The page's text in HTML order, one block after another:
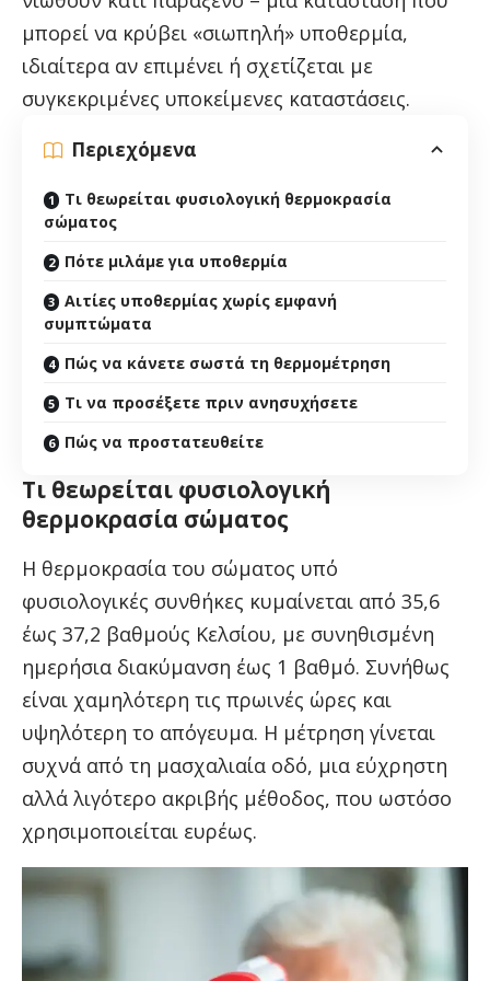
μπορεί να κρύβει «σιωπηλή» υποθερμία,
ιδιαίτερα αν επιμένει ή σχετίζεται με
συγκεκριμένες υποκείμενες καταστάσεις.
Περιεχόμενα
Τι θεωρείται φυσιολογική θερμοκρασία
σώματος
Πότε μιλάμε για υποθερμία
Αιτίες υποθερμίας χωρίς εμφανή
συμπτώματα
Πώς να κάνετε σωστά τη θερμομέτρηση
Τι να προσέξετε πριν ανησυχήσετε
Πώς να προστατευθείτε
Τι θεωρείται φυσιολογική
θερμοκρασία σώματος
Η θερμοκρασία του σώματος υπό
φυσιολογικές συνθήκες κυμαίνεται από 35,6
έως 37,2 βαθμούς Κελσίου, με συνηθισμένη
ημερήσια διακύμανση έως 1 βαθμό. Συνήθως
είναι χαμηλότερη τις πρωινές ώρες και
υψηλότερη το απόγευμα. Η μέτρηση γίνεται
συχνά από τη μασχαλιαία οδό, μια εύχρηστη
αλλά λιγότερο ακριβής μέθοδος, που ωστόσο
χρησιμοποιείται ευρέως.